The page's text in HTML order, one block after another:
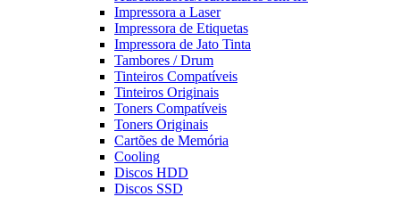
Impressora a Laser
Impressora de Etiquetas
Impressora de Jato Tinta
Tambores / Drum
Tinteiros Compatíveis
Tinteiros Originais
Toners Compatíveis
Toners Originais
Cartões de Memória
Cooling
Discos HDD
Discos SSD